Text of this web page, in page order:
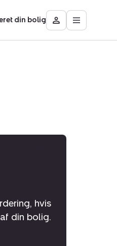
din bolig
Besøg
Mit
Åbn
hvis
din bolig.